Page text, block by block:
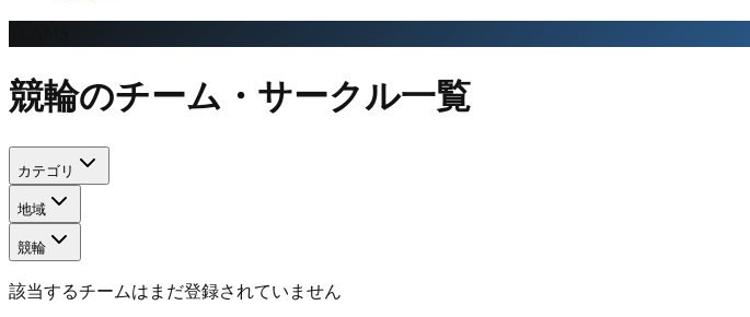
競輪のチーム・サークル一覧
カテゴリ
地域
競輪
該当するチームはまだ登録されていません